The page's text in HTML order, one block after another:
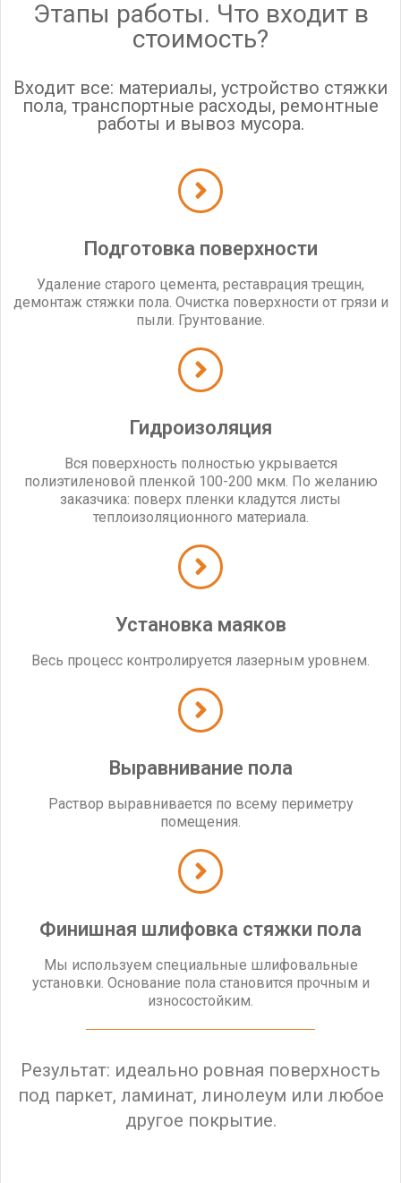
Этапы работы. Что входит в
стоимость?
Входит все: материалы, устройство стяжки
пола, транспортные расходы, ремонтные
работы и вывоз мусора.
Подготовка поверхности
Удаление старого цемента, реставрация трещин,
демонтаж стяжки пола. Очистка поверхности от грязи и
пыли. Грунтование.
Гидроизоляция
Вся поверхность полностью укрывается
полиэтиленовой пленкой 100-200 мкм. По желанию
заказчика: поверх пленки кладутся листы
теплоизоляционного материала.
Установка маяков
Весь процесс контролируется лазерным уровнем.
Выравнивание пола
Раствор выравнивается по всему периметру
помещения.
Финишная шлифовка стяжки пола
Мы используем специальные шлифовальные
установки. Основание пола становится прочным и
износостойким.
Результат: идеально ровная поверхность
под паркет, ламинат, линолеум или любое
другое покрытие.